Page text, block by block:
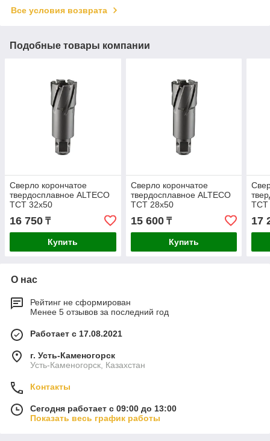
Все условия возврата
Подобные товары компании
Сверло корончатое
твердосплавное ALTECO
TCT 32х50
16 750 ₸
Купить
Сверло корончатое
твердосплавное ALTECO
TCT 28х50
15 600₸
Купить
TCT
17
О нас
Рейтинг не сформирован
Менее 5 отзывов за последний год
Работает с 17.08.2021
г. Усть-Каменогорск
Усть-Каменогорск, Казахстан
Контакты
Сегодня работает с 09:00 до 13:00
Показать весь график работы